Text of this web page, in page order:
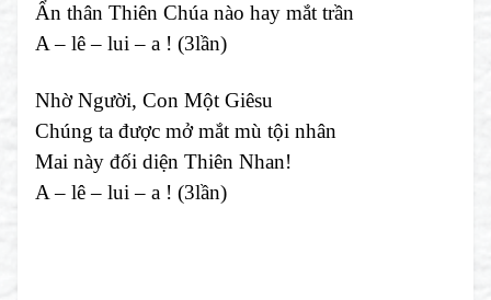
Ẩn thân Thiên Chúa nào hay mắt trần
A – lê – lui – a ! (3lần)
Nhờ Người, Con Một Giêsu
Chúng ta được mở mắt mù tội nhân
Mai này đối diện Thiên Nhan!
A – lê – lui – a ! (3lần)